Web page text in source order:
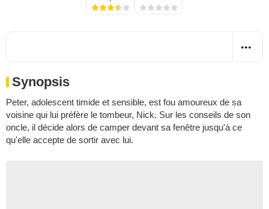
Synopsis
Peter, adolescent timide et sensible, est fou amoureux de sa
voisine qui lui préfère le tombeur, Nick. Sur les conseils de son
oncle, il décide alors de camper devant sa fenêtre jusqu'à ce
qu'elle accepte de sortir avec lui.